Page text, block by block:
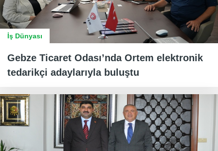
İş Dünyası
Gebze Ticaret Odası’nda Ortem elektronik
tedarikçi adaylarıyla buluştu